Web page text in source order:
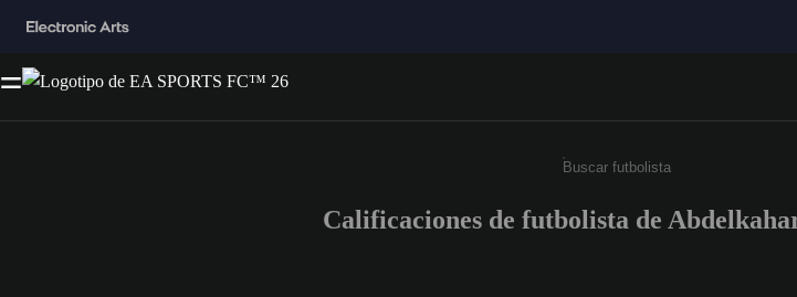
Ingresa un mínimo de 3
Calificaciones de futbolista de